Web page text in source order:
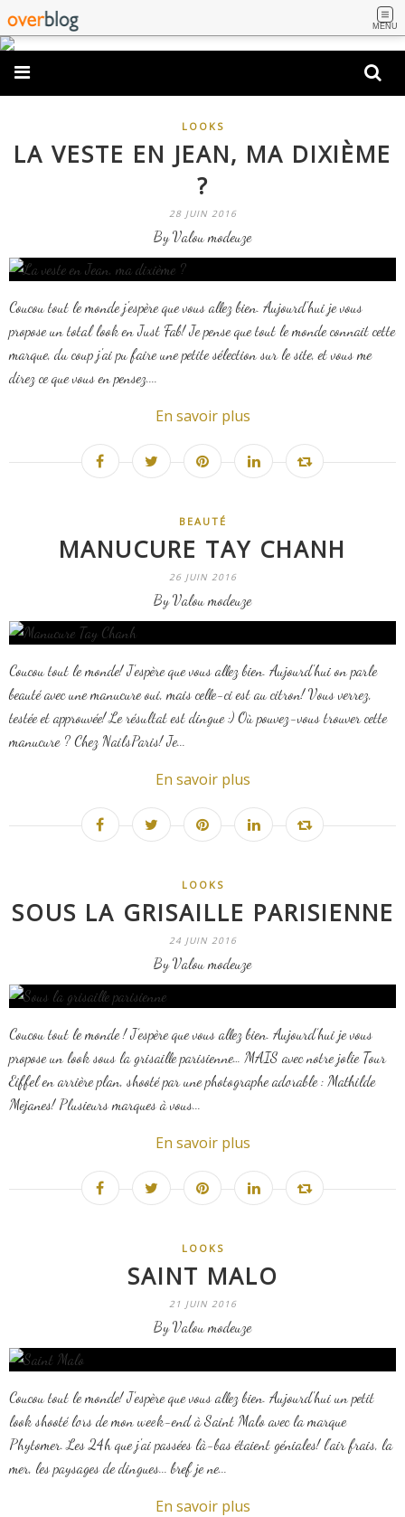
MENU
LOOKS
LA VESTE EN JEAN, MA DIXIÈME
?
28 JUIN 2016
By Valou modeuze
Coucou tout le monde j'espère que vous allez bien. Aujourd'hui je vous
propose un total look en Just Fab! Je pense que tout le monde connait cette
marque, du coup j'ai pu faire une petite sélection sur le site, et vous me
direz ce que vous en pensez....
En savoir plus
BEAUTÉ
MANUCURE TAY CHANH
26 JUIN 2016
By Valou modeuze
Coucou tout le monde! J'espère que vous allez bien. Aujourd'hui on parle
beauté avec une manucure oui, mais celle-ci est au citron! Vous verrez,
testée et approuvée! Le résultat est dingue :) Où pouvez-vous trouver cette
manucure ? Chez NailsParis! Je...
En savoir plus
LOOKS
SOUS LA GRISAILLE PARISIENNE
24 JUIN 2016
By Valou modeuze
Coucou tout le monde ! J’espère que vous allez bien. Aujourd’hui je vous
propose un look sous la grisaille parisienne… MAIS avec notre jolie Tour
Eiffel en arrière plan, shooté par une photographe adorable : Mathilde
Mejanes! Plusieurs marques à vous...
En savoir plus
LOOKS
SAINT MALO
21 JUIN 2016
By Valou modeuze
Coucou tout le monde! J'espère que vous allez bien. Aujourd'hui un petit
look shooté lors de mon week-end à Saint Malo avec la marque
Phytomer. Les 24h que j'ai passées là-bas étaient géniales! l'air frais, la
mer, les paysages de dingues... bref je ne...
En savoir plus